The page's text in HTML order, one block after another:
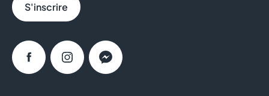
S'inscrire
FacebookInstagramMessenger